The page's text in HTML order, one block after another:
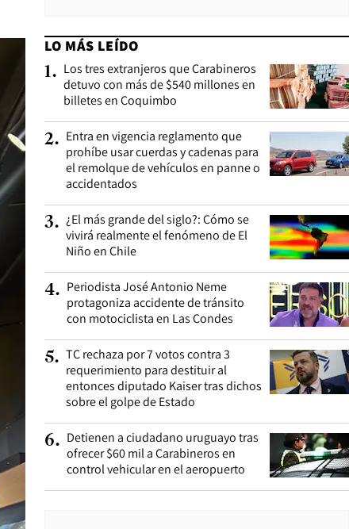
LO MÁS LEÍDO
1. Los tres extranjeros que Carabineros
detuvo con más de $540 millones en
billetes en Coquimbo
2. Entra en vigencia reglamento que
prohíbe usar cuerdas y cadenas para
el remolque de vehículos en panne o
accidentados
3. ¿El más grande del siglo?: Cómo se
vivirá realmente el fenómeno de El
Niño en Chile
4. Periodista José Antonio Neme
protagoniza accidente de tránsito
con motociclista en Las Condes
5. TC rechaza por 7 votos contra 3
requerimiento para destituir al
entonces diputado Kaiser tras dichos
sobre el golpe de Estado
6. Detienen a ciudadano uruguayo tras
ofrecer $60 mil a Carabineros en
control vehicular en el aeropuerto